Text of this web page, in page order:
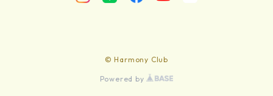
© Harmony Club
Powered by